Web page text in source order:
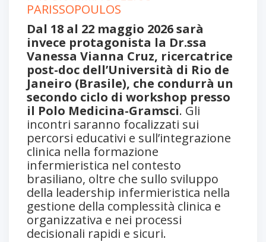
PARISSOPOULOS
Dal 18 al 22 maggio 2026 sarà
invece protagonista la Dr.ssa
Vanessa Vianna Cruz, ricercatrice
post-doc dell’Università di Rio de
Janeiro (Brasile), che condurrà un
secondo ciclo di workshop presso
il Polo Medicina-Gramsci. Gli
incontri saranno focalizzati sui
percorsi educativi e sull’integrazione
clinica nella formazione
infermieristica nel contesto
brasiliano, oltre che sullo sviluppo
della leadership infermieristica nella
gestione della complessità clinica e
organizzativa e nei processi
decisionali rapidi e sicuri.